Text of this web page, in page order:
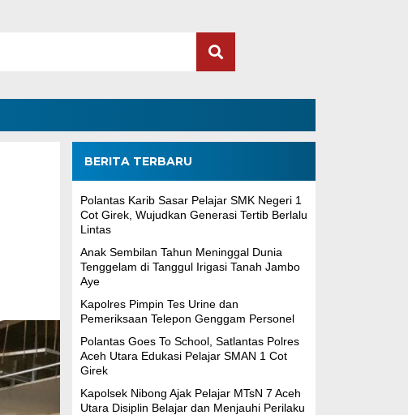
BERITA TERBARU
Polantas Karib Sasar Pelajar SMK Negeri 1
Cot Girek, Wujudkan Generasi Tertib Berlalu
Lintas
Anak Sembilan Tahun Meninggal Dunia
Tenggelam di Tanggul Irigasi Tanah Jambo
Aye
Kapolres Pimpin Tes Urine dan
Pemeriksaan Telepon Genggam Personel
Polantas Goes To School, Satlantas Polres
Aceh Utara Edukasi Pelajar SMAN 1 Cot
Girek
Kapolsek Nibong Ajak Pelajar MTsN 7 Aceh
Utara Disiplin Belajar dan Menjauhi Perilaku